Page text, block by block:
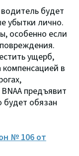
будет
убытки лично.
особенно если
ущерб,
в
предъявит
будет обязан
№ 106 от